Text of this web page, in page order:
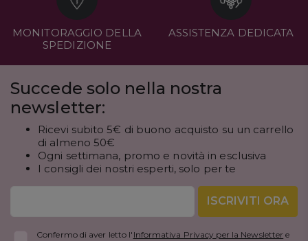
MONITORAGGIO DELLA
SPEDIZIONE
ASSISTENZA DEDICATA
Succede solo nella nostra
newsletter:
Ricevi subito 5€ di buono acquisto su un carrello
di almeno 50€
Ogni settimana, promo e novità in esclusiva
I consigli dei nostri esperti, solo per te
ISCRIVITI ORA
Confermo di aver letto l' Informativa Privacy per la Newsletter e